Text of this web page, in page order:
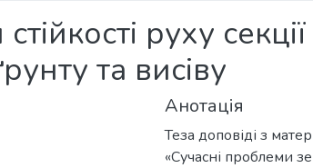
руху
та висіву
Анотація
Теза доповіді з
«Сучасні проблеми